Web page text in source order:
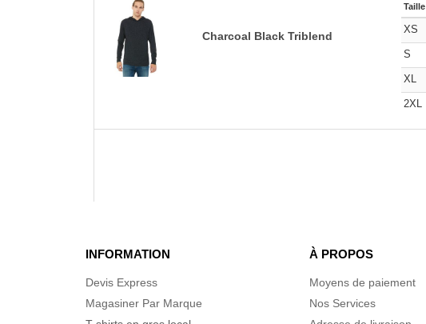
Charcoal Black Triblend
Taille
XS
S
XL
2XL
INFORMATION
Devis Express
Magasiner Par Marque
À PROPOS
Moyens de paiement
Nos Services